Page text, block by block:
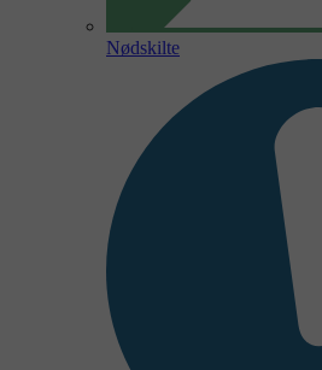
Nødskilte